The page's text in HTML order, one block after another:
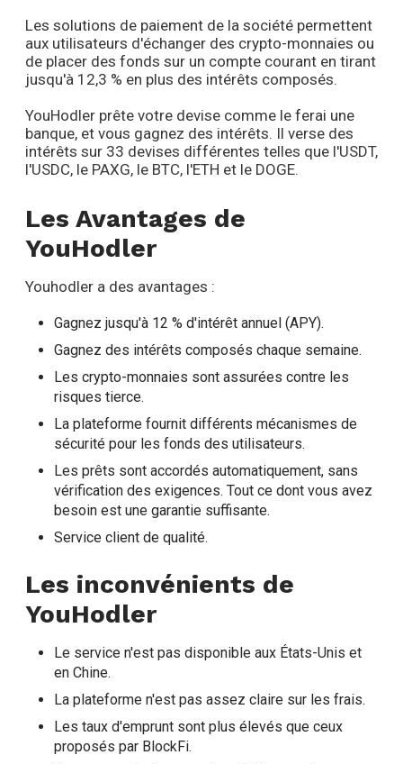
Les solutions de paiement de la société permettent
aux utilisateurs d'échanger des crypto-monnaies ou
de placer des fonds sur un compte courant en tirant
jusqu'à 12,3 % en plus des intérêts composés.
YouHodler prête votre devise comme le ferai une
banque, et vous gagnez des intérêts. Il verse des
intérêts sur 33 devises différentes telles que l'USDT,
l'USDC, le PAXG, le BTC, l'ETH et le DOGE.
Les Avantages de
YouHodler
Youhodler a des avantages :
Gagnez jusqu'à 12 % d'intérêt annuel (APY).
Gagnez des intérêts composés chaque semaine.
Les crypto-monnaies sont assurées contre les
risques tierce.
La plateforme fournit différents mécanismes de
sécurité pour les fonds des utilisateurs.
Les prêts sont accordés automatiquement, sans
vérification des exigences. Tout ce dont vous avez
besoin est une garantie suffisante.
Service client de qualité.
Les inconvénients de
YouHodler
Le service n'est pas disponible aux États-Unis et
en Chine.
La plateforme n'est pas assez claire sur les frais.
Les taux d'emprunt sont plus élevés que ceux
proposés par BlockFi.